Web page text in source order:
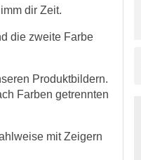
dir Zeit.
die zweite Farbe
Produktbildern.
Farben getrennten
mit Zeigern